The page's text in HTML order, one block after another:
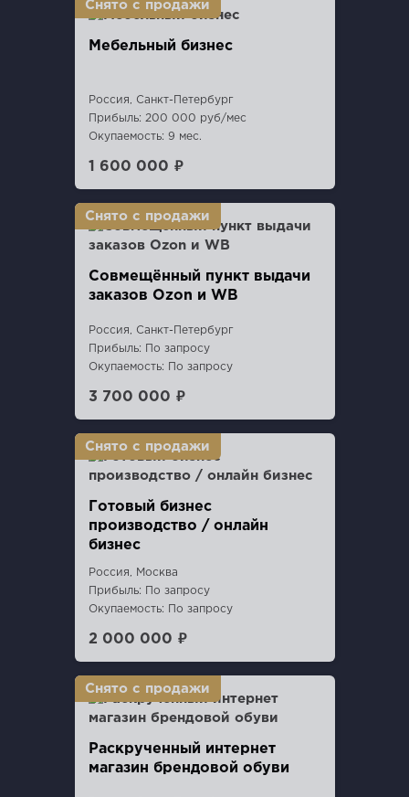
Мебельный бизнес
Россия, Санкт-Петербург
Прибыль: 200 000 руб/мес
Окупаемость: 9 мес.
1 600 000 ₽
Совмещённый пункт выдачи
заказов Ozon и WB
Россия, Санкт-Петербург
Прибыль: По запросу
Окупаемость: По запросу
3 700 000 ₽
Готовый бизнес
производство / онлайн
бизнес
Россия, Москва
Прибыль: По запросу
Окупаемость: По запросу
2 000 000 ₽
Раскрученный интернет
магазин брендовой обуви